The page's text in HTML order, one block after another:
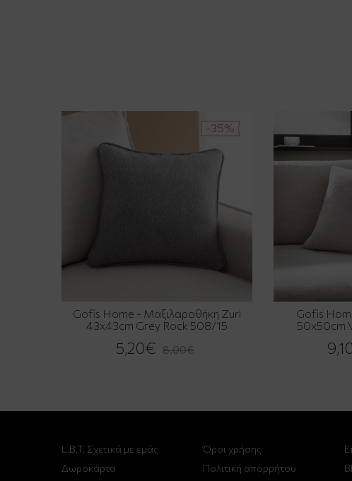
-35%
Gofis Home - Μαξιλαροθήκη Zuri
43x43cm Grey Rock 508/15
5,20€ 8,00€
Gofis
50x50cm
L.B.T. Σχετικά με εμάς
Δωροκάρτα
Όροι χρήσης
Πολιτική απορρήτου